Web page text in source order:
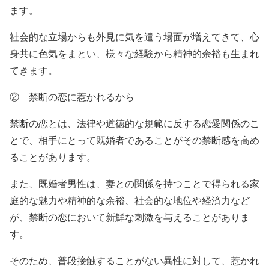
ます。
社会的な立場からも外見に気を遣う場面が増えてきて、心
身共に色気をまとい、様々な経験から精神的余裕も生まれ
てきます。
② 禁断の恋に惹かれるから
禁断の恋とは、法律や道徳的な規範に反する恋愛関係のこ
とで、相手にとって既婚者であることがその禁断感を高め
ることがあります。
また、既婚者男性は、妻との関係を持つことで得られる家
庭的な魅力や精神的な余裕、社会的な地位や経済力など
が、禁断の恋において新鮮な刺激を与えることがありま
す。
そのため、普段接触することがない異性に対して、惹かれ